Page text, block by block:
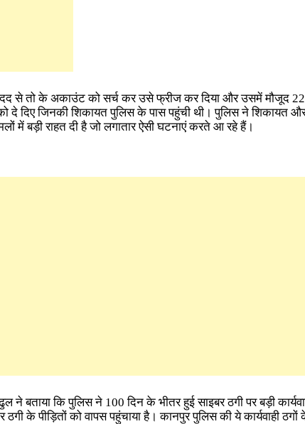
से तो के अकाउंट को सर्च कर उसे फ्रीज कर दिया और उसमें मौजूद
दे दिए जिनकी शिकायत पुलिस के पास पहुंची थी। पुलिस ने शिकायत
में बड़ी राहत दी है जो लगातार ऐसी घटनाएं करते आ रहे हैं।
ने बताया कि पुलिस ने 100 दिन के भीतर हुई साइबर ठगी पर बड़ी
के पीड़ितों को वापस पहुंचाया है। कानपुर पुलिस की ये कार्यवाही